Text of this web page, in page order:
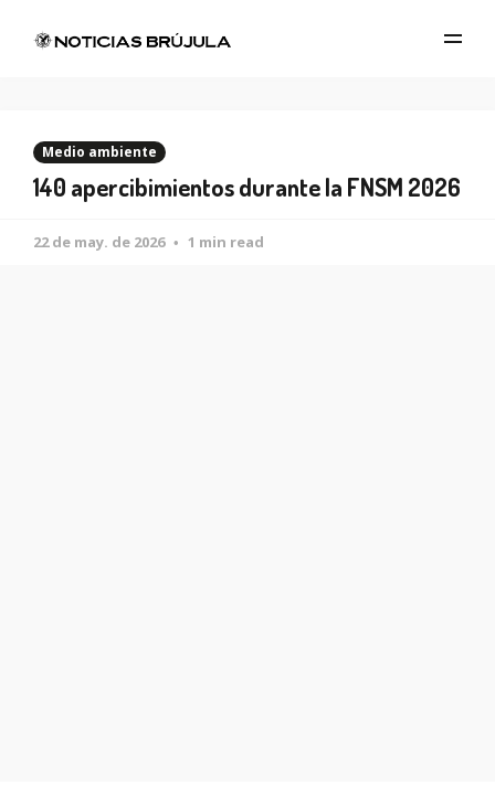
Medio ambiente
140 apercibimientos durante la FNSM 2026
22 de may. de 2026 1 min read